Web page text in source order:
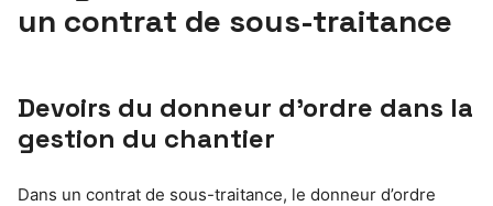
un contrat de sous-traitance
Devoirs du donneur d’ordre dans la
gestion du chantier
Dans un contrat de sous-traitance, le donneur d’ordre